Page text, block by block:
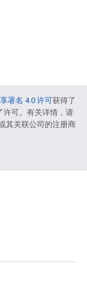
署名 4.0 许可获得了
许可。有关详情，请
其关联公司的注册商